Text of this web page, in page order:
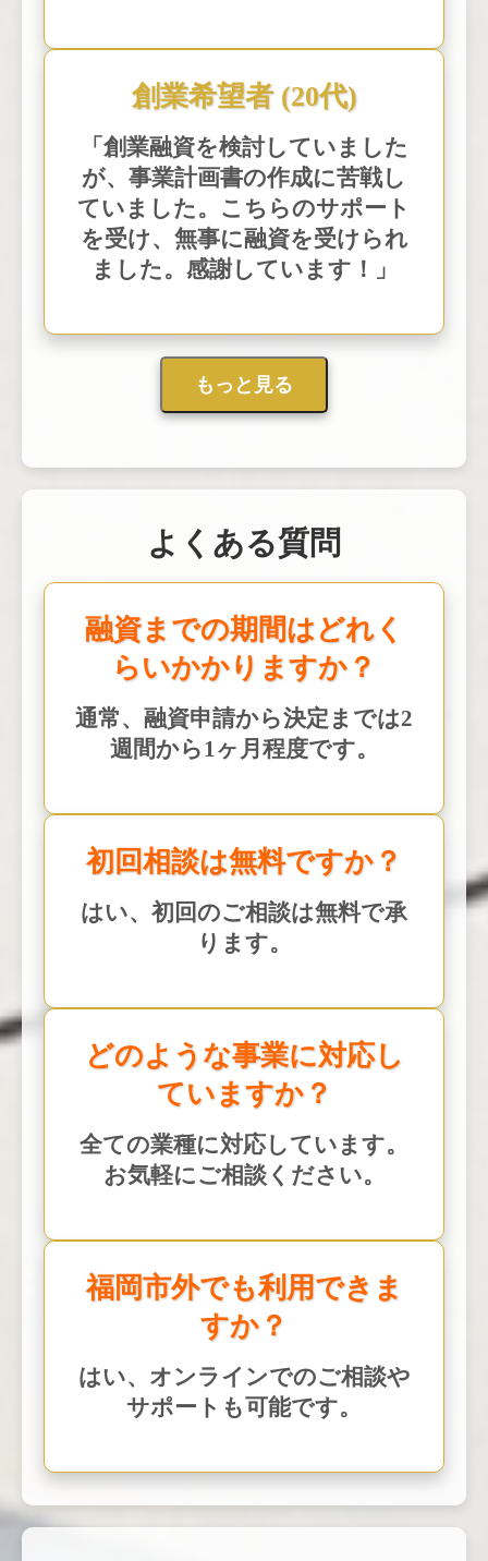
創業希望者 (20代)
「創業融資を検討していました
が、事業計画書の作成に苦戦し
ていました。こちらのサポート
を受け、無事に融資を受けられ
ました。感謝しています！」
もっと見る
よくある質問
融資までの期間はどれく
らいかかりますか？
通常、融資申請から決定までは2
週間から1ヶ月程度です。
初回相談は無料ですか？
はい、初回のご相談は無料で承
ります。
どのような事業に対応し
ていますか？
全ての業種に対応しています。
お気軽にご相談ください。
福岡市外でも利用できま
すか？
はい、オンラインでのご相談や
サポートも可能です。